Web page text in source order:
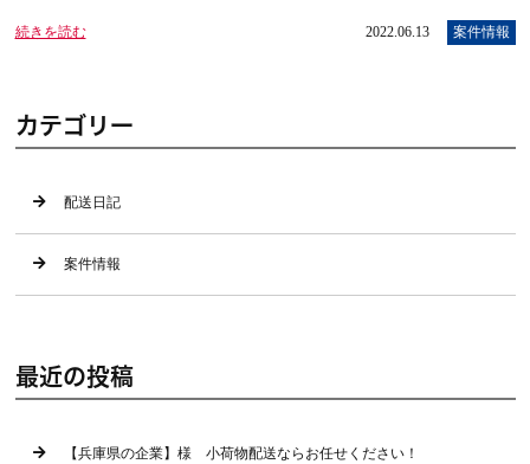
続きを読む 2022.06.13 案件情報
カテゴリー
配送日記
案件情報
最近の投稿
【兵庫県の企業】様 小荷物配送ならお任せください！